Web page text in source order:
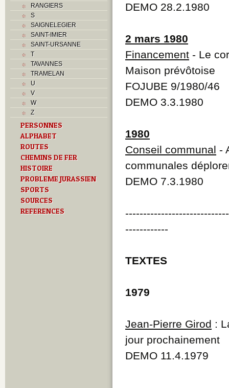
O
Paroisses
Problème jurassien
Q
S
Sociétés locales
Z
RANGIERS
S
SAIGNELEGIER
SAINT-IMIER
SAINT-URSANNE
T
TAVANNES
TRAMELAN
U
V
W
Z
PERSONNES
ALPHABET
ROUTES
CHEMINS DE FER
HISTOIRE
PROBLEME JURASSIEN
SPORTS
SOURCES
REFERENCES
DEMO 28.2.1980
2 mars 1980
Financement - Le
Maison prévôtoise
FOJUBE 9/1980/46
DEMO 3.3.1980
1980
Conseil communal -
communales
DEMO 7.3.1980
------------
TEXTES
1979
Jean-Pierre Girod :
jour prochainement
DEMO 11.4.1979